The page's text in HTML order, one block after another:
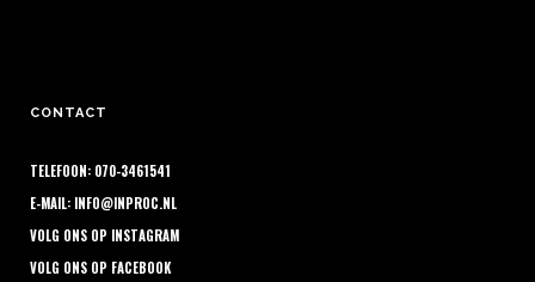
CONTACT
TELEFOON: 070-3461541
E-MAIL: INFO@INPROC.NL
VOLG ONS OP INSTAGRAM
VOLG ONS OP FACEBOOK